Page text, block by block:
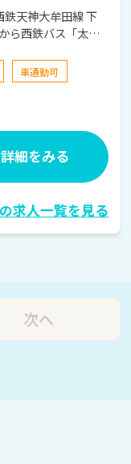
ら西鉄バス「太宰
車通勤可
詳細をみる
求人一覧を見る
次へ